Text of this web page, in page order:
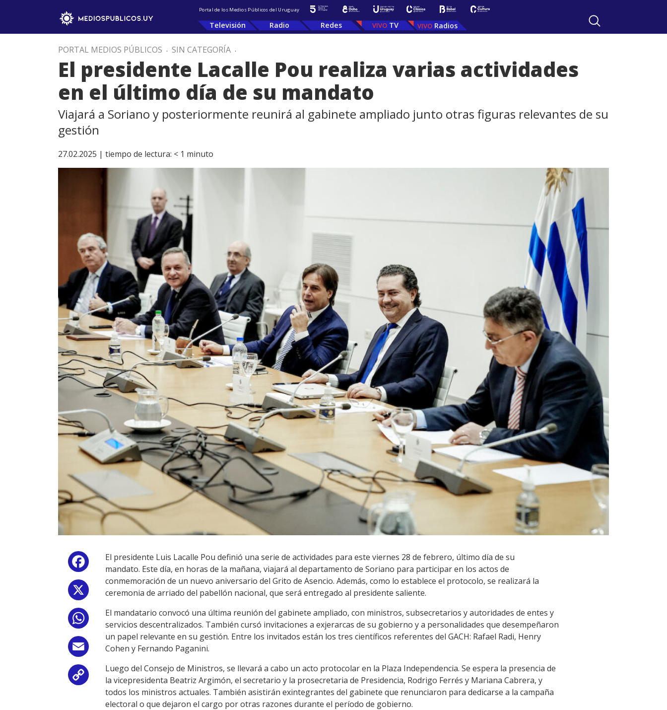
Portal de los Medios Públicos del Uruguay
Televisión Radio Redes TV Radios
PORTAL MEDIOS PÚBLICOS . SIN CATEGORÍA .
El presidente Lacalle Pou realiza varias actividades
en el último día de su mandato
Viajará a Soriano y posteriormente reunirá al gabinete ampliado junto otras figuras relevantes de su
gestión
27.02.2025 | tiempo de lectura: < 1 minuto
Facebook
WhatsApp
Email
Copy
Link
El presidente Luis Lacalle Pou definió una serie de actividades para este viernes 28 de febrero, último día de su
mandato. Este día, en horas de la mañana, viajará al departamento de Soriano para participar en los actos de
conmemoración de un nuevo aniversario del Grito de Asencio. Además, como lo establece el protocolo, se realizará la
ceremonia de arriado del pabellón nacional, que será entregado al presidente saliente.
El mandatario convocó una última reunión del gabinete ampliado, con ministros, subsecretarios y autoridades de entes y
servicios descentralizados. También cursó invitaciones a exjerarcas de su gobierno y a personalidades que desempeñaron
un papel relevante en su gestión. Entre los invitados están los tres científicos referentes del GACH: Rafael Radi, Henry
Cohen y Fernando Paganini.
Luego del Consejo de Ministros, se llevará a cabo un acto protocolar en la Plaza Independencia. Se espera la presencia de
la vicepresidenta Beatriz Argimón, el secretario y la prosecretaria de Presidencia, Rodrigo Ferrés y Mariana Cabrera, y
todos los ministros actuales. También asistirán exintegrantes del gabinete que renunciaron para dedicarse a la campaña
electoral o que dejaron el cargo por otras razones durante el período de gobierno.